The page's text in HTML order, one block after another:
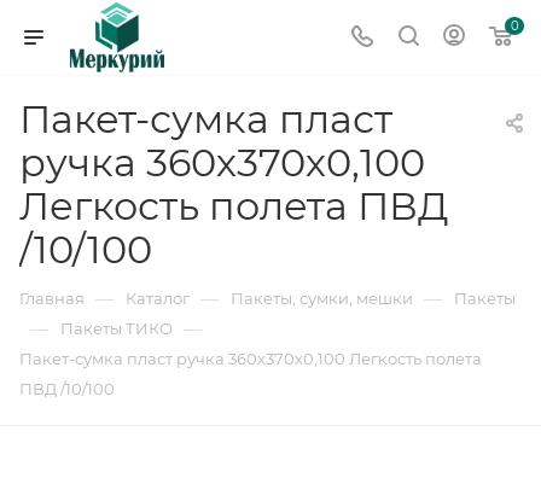
0
Пакет-сумка пласт
ручка 360х370х0,100
Легкость полета ПВД
/10/100
Главная — Каталог — Пакеты, сумки, мешки — Пакеты
— Пакеты ТИКО —
Пакет-сумка пласт ручка 360х370х0,100 Легкость полета
ПВД /10/100